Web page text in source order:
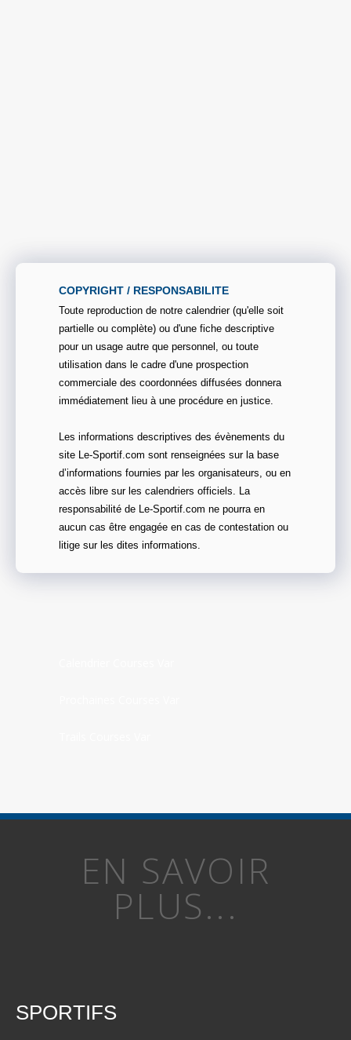
COPYRIGHT / RESPONSABILITE
Toute reproduction de notre calendrier (qu'elle soit
partielle ou complète) ou d'une fiche descriptive
pour un usage autre que personnel, ou toute
utilisation dans le cadre d'une prospection
commerciale des coordonnées diffusées donnera
immédiatement lieu à une procédure en justice.
Les informations descriptives des évènements du
site Le-Sportif.com sont renseignées sur la base
d’informations fournies par les organisateurs, ou en
accès libre sur les calendriers officiels. La
responsabilité de Le-Sportif.com ne pourra en
aucun cas être engagée en cas de contestation ou
litige sur les dites informations.
EN SAVOIR
PLUS...
SPORTIFS